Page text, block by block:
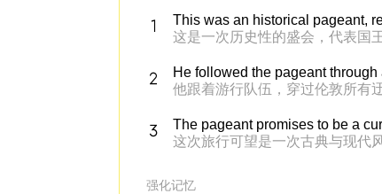
This was an historical pageant,
这是一次历史性的盛会，代表国
He followed the pageant
他跟着游行队伍，穿过伦敦所有
The pageant promises to be a
这次旅行可望是一次古典与现代
强化记忆